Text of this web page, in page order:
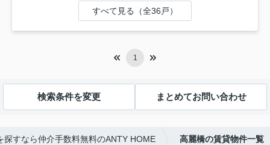
すべて見る（全36戸）
1
検索条件を変更 まとめてお問い合わせ
探すなら仲介手数料無料のANTY HOME 高麗橋の賃貸物件一覧